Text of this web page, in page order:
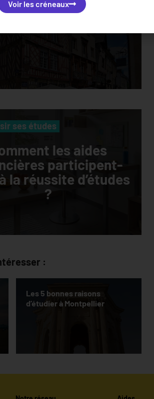
ses études
les aides
participent-
la réussite d’études
?
:
Les 5 bonnes raisons
d’étudier à Montpellier
Voir les créneaux